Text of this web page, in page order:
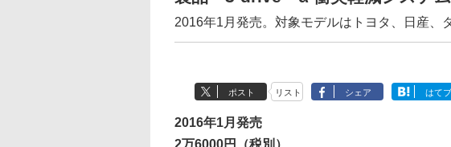
2016年1月発売。対象モデルはトヨタ、日産、
ポスト リスト シェア はてブ
2016年1月発売
2万6000円（税別）